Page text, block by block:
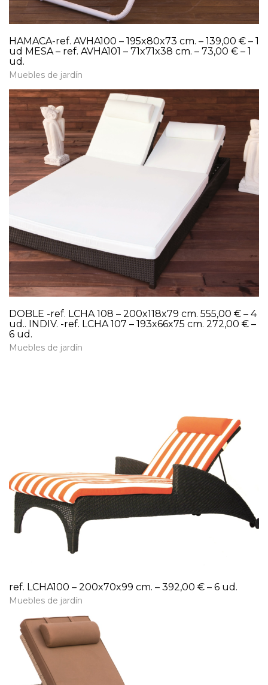
HAMACA-ref. AVHA100 – 195x80x73 cm. – 139,00 € – 1
ud MESA – ref. AVHA101 – 71x71x38 cm. – 73,00 € – 1
ud.
Muebles de jardín
DOBLE -ref. LCHA 108 – 200x118x79 cm. 555,00 € – 4
ud.. INDIV. -ref. LCHA 107 – 193x66x75 cm. 272,00 € –
6 ud.
Muebles de jardín
ref. LCHA100 – 200x70x99 cm. – 392,00 € – 6 ud.
Muebles de jardín